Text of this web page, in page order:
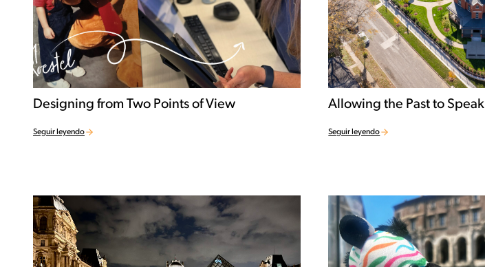
Designing from Two Points of View
Seguir leyendo
Allowing the Past to Speak
Seguir leyendo